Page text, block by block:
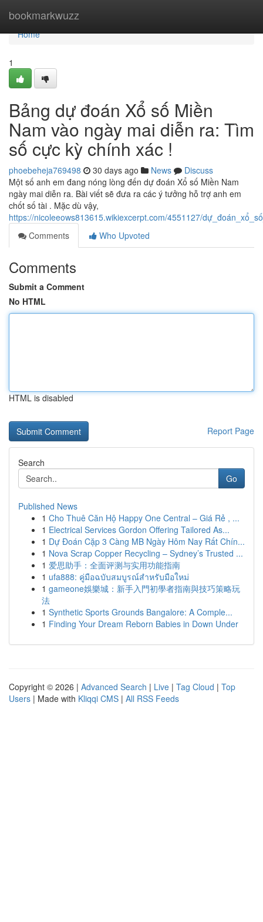
bookmarkwuzz
Home
Home
1
Bảng dự đoán Xổ số Miền
Nam vào ngày mai diễn ra: Tìm
số cực kỳ chính xác !
phoebeheja769498 30 days ago News
Discuss
Một số anh em đang nóng lòng đến dự đoán Xổ số Miền Nam
ngày mai diễn ra. Bài viết sẽ đưa ra các ý tưởng hỗ trợ anh em
chốt số tài . Mặc dù vậy,
https://nicoleeows813615.wikiexcerpt.com/4551127/
Comments
Who Upvoted
Comments
Submit a Comment
No HTML
HTML is disabled
Report Page
Search
Go
Published News
1 Cho Thuê Căn Hộ Happy One Central – Giá Rẻ , ...
1 Electrical Services Gordon Offering Tailored As...
1 Dự Đoán Cặp 3 Càng MB Ngày Hôm Nay Rất Chín...
1 Nova Scrap Copper Recycling – Sydney’s Trusted ...
1 爱思助手：全面评测与实用功能指南
1 ufa888: คู่มือฉบับสมบูรณ์สำหรับมือใหม่
1 gameone娛樂城：新手入門初學者指南與技巧策略玩
法
1 Synthetic Sports Grounds Bangalore: A Comple...
1 Finding Your Dream Reborn Babies in Down Under
Copyright © 2026 | Advanced Search | Live | Tag Cloud | Top
Users | Made with Kliqqi CMS | All RSS Feeds